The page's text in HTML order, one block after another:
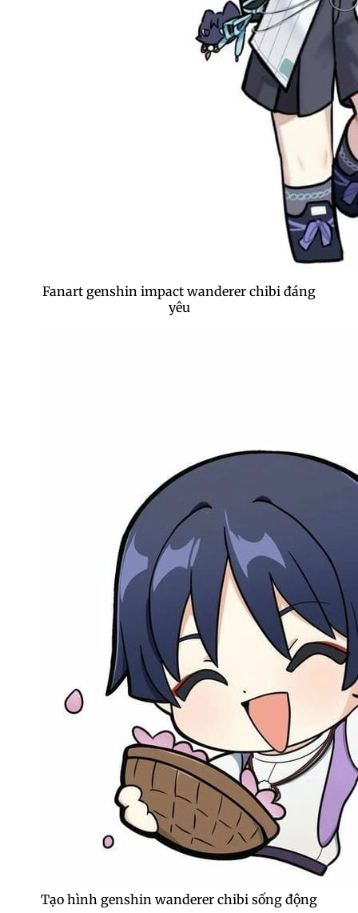
Fanart genshin impact wanderer chibi đáng
yêu
Tạo hình genshin wanderer chibi sống động